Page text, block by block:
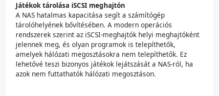
Játékok tárolása iSCSI meghajtón
A NAS hatalmas kapacitása segít a számítógép
tárolóhelyének bővítésében. A modern operációs
rendszerek szerint az iSCSI-meghajtók helyi meghajtóként
jelennek meg, és olyan programok is telepíthetők,
amelyek hálózati megosztásokra nem telepíthetők. Ez
lehetővé teszi bizonyos játékok lejátszását a NAS-ról, ha
azok nem futtathatók hálózati megosztáson.